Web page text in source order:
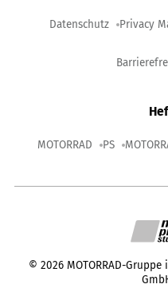
Datenschutz Privacy
MOTORRAD PS
© 2026 MOTORRAD-